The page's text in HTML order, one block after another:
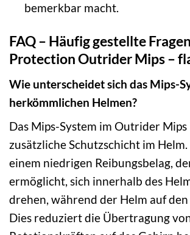
bemerkbar macht.
FAQ – Häufig gestellte
Protection Outrider Mips –
Wie unterscheidet sich das Mips-
herkömmlichen Helmen?
Das Mips-System im Outrider Mips
zusätzliche Schutzschicht im Helm.
einem niedrigen Reibungsbelag,
ermöglicht, sich innerhalb des
drehen, während der Helm auf
Dies reduziert die Übertragung